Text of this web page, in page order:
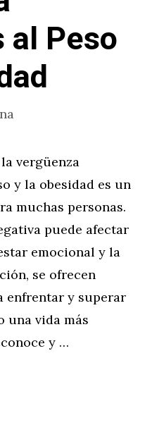
al Peso
vergüenza
y la obesidad es un
muchas personas.
puede afectar
emocional y la
se ofrecen
enfrentar y superar
una vida más
y …